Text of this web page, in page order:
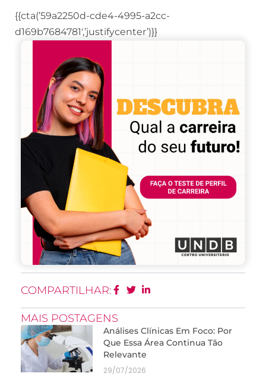
{{cta(’59a2250d-cde4-4995-a2cc-
d169b7684781′,’justifycenter’)}}
COMPARTILHAR:
MAIS POSTAGENS
Análises Clínicas Em Foco: Por
Que Essa Área Continua Tão
Relevante
29/07/2026